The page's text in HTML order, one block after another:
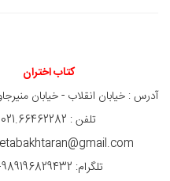
کتاب اختران
آدرس : خیابان انقلاب - خیابان
تلفن : 021.66462282
تلگرام: 989196829432+